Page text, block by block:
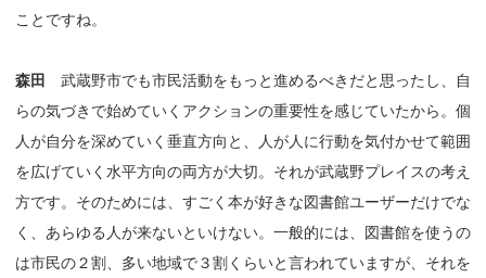
ことですね。
森田
武蔵野市でも市民活動をもっと進めるべきだと思ったし、自
らの気づきで始めていくアクションの重要性を感じていたから。個
人が自分を深めていく垂直方向と、人が人に行動を気付かせて範囲
を広げていく水平方向の両方が大切。それが武蔵野プレイスの考え
方です。そのためには、すごく本が好きな図書館ユーザーだけでな
く、あらゆる人が来ないといけない。一般的には、図書館を使うの
は市民の２割、多い地域で３割くらいと言われていますが、それを